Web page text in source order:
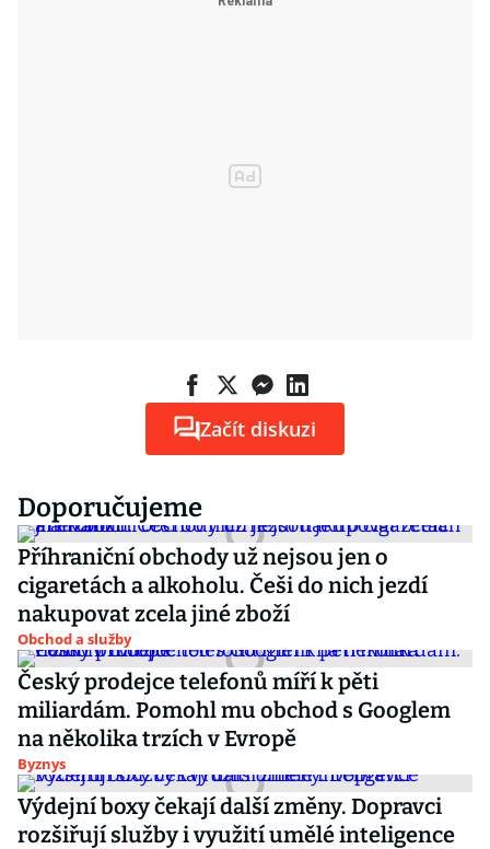
Začít diskuzi
Doporučujeme
Příhraniční obchody už nejsou jen o
cigaretách a alkoholu. Češi do nich jezdí
nakupovat zcela jiné zboží
Obchod a služby
Český prodejce telefonů míří k pěti
miliardám. Pomohl mu obchod s Googlem
na několika trzích v Evropě
Byznys
Výdejní boxy čekají další změny. Dopravci
rozšiřují služby i využití umělé inteligence